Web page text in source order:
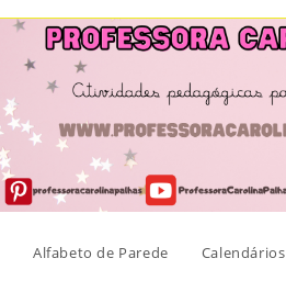
Skip
content
Alfabeto de Parede Calendários